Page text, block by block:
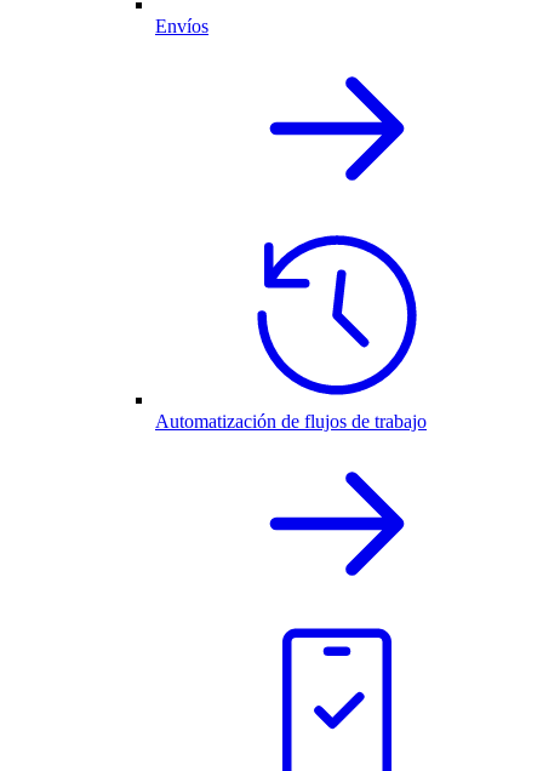
Envíos
Automatización de flujos de trabajo